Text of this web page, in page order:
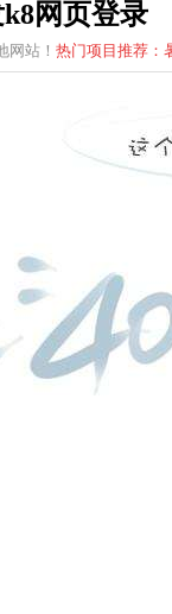
网页登录
网站！ 热门项目推荐：